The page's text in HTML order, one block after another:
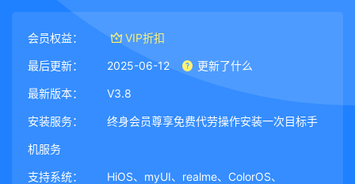
会员权益： VIP折扣
最后更新： 2025-06-12 更新了什么
最新版本： V3.8
安装服务： 终身会员尊享免费代劳操作安装一次目标手
机服务
支持系统： HiOS、myUI、realme、ColorOS、